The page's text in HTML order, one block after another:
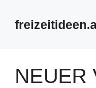
Inhalt
springen
NEUER